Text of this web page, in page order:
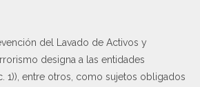
del Lavado de Activos y
designa a las entidades
1)), entre otros, como sujetos obligados